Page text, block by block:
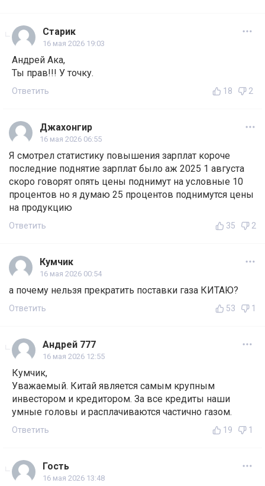
Старик
16 мая 2026 19:03
Андрей Ака,
Ты прав!!! У точку.
Ответить 18 2
Джахонгир
16 мая 2026 06:55
Я смотрел статистику повышения зарплат короче
последние поднятие зарплат было аж 2025 1 августа
скоро говорят опять цены поднимут на условные 10
процентов но я думаю 25 процентов поднимутся цены
на продукцию
Ответить 35 2
Кумчик
16 мая 2026 00:54
а почему нельзя прекратить поставки газа КИТАЮ?
Ответить 53 1
Андрей 777
16 мая 2026 12:55
Кумчик,
Уважаемый. Китай является самым крупным
инвестором и кредитором. За все кредиты наши
умные головы и расплачиваются частично газом.
Ответить 19 1
Гость
16 мая 2026 13:48